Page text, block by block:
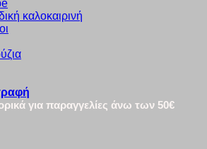
καλοκαιρινή
για παραγγελίες άνω των 50€